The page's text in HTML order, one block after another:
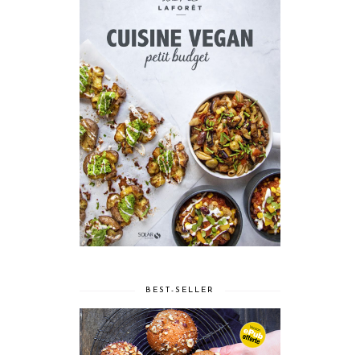
BEST-SELLER